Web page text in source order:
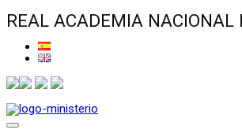
REAL ACADEMIA NACIONAL